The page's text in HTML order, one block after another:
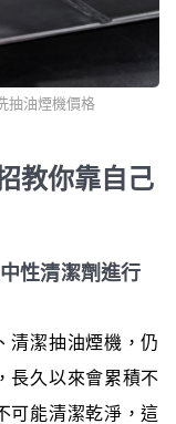
抽油煙機價格
教你靠自己
性清潔劑進行
清潔抽油煙機，仍
長久以來會累積不
可能清潔乾淨，這